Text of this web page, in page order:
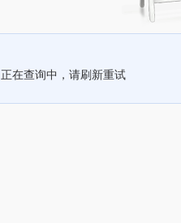
正在查询中，请刷新重试